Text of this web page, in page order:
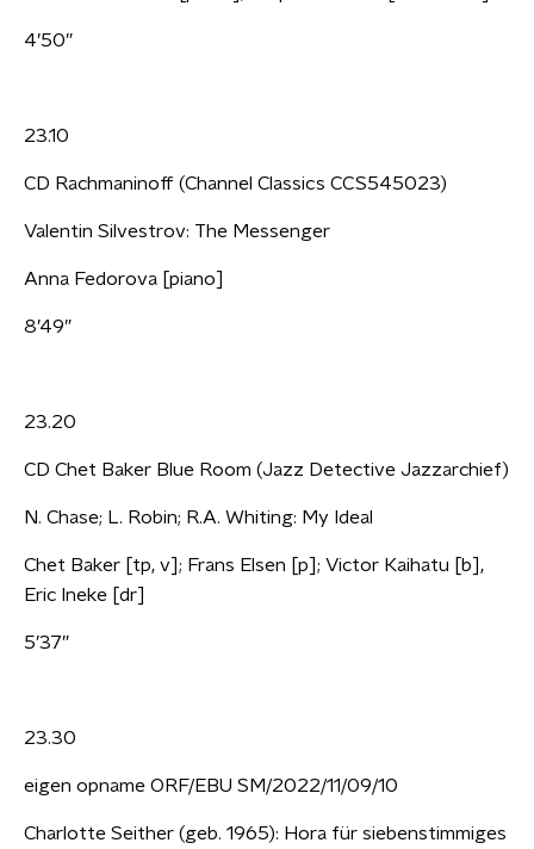
4’50”
23.10
CD Rachmaninoff (Channel Classics CCS545023)
Valentin Silvestrov: The Messenger
Anna Fedorova [piano]
8’49”
23.20
CD Chet Baker Blue Room (Jazz Detective Jazzarchief)
N. Chase; L. Robin; R.A. Whiting: My Ideal
Chet Baker [tp, v]; Frans Elsen [p]; Victor Kaihatu [b],
Eric Ineke [dr]
5’37”
23.30
eigen opname ORF/EBU SM/2022/11/09/10
Charlotte Seither (geb. 1965): Hora für siebenstimmiges